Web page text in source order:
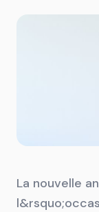
La nouvelle